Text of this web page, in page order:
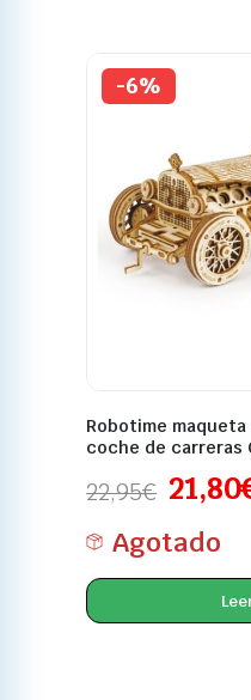
-6%
Robotime
coche de carreras
22,95€ 21,80
Agotado